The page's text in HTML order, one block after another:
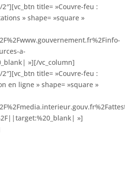
title= »Couvre-feu :
» shape= »square »
a-
»][/vc_column]
title= »Couvre-feu :
en ligne » shape= »square »
»]